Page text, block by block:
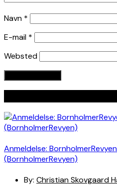
Navn *
E-mail *
Websted
Anmeldelse:
(BornholmerRevyen)
By: Christian Skovgaard